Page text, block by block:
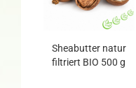
Sheabutter natur
filtriert BIO 500 g